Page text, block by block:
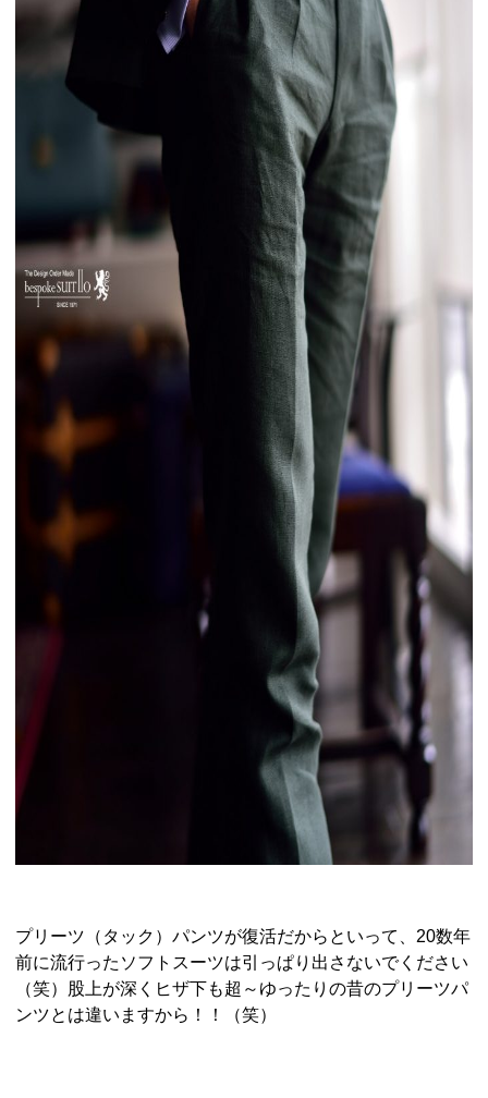
プリーツ（タック）パンツが復活だからといって、20数年
前に流行ったソフトスーツは引っぱり出さないでください
（笑）股上が深くヒザ下も超～ゆったりの昔のプリーツパ
ンツとは違いますから！！（笑）